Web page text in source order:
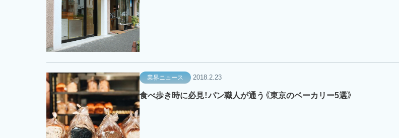
業界ニュース 2018.2.23
食べ歩き時に必見！パン職人が通う《東京のベーカリー5選》